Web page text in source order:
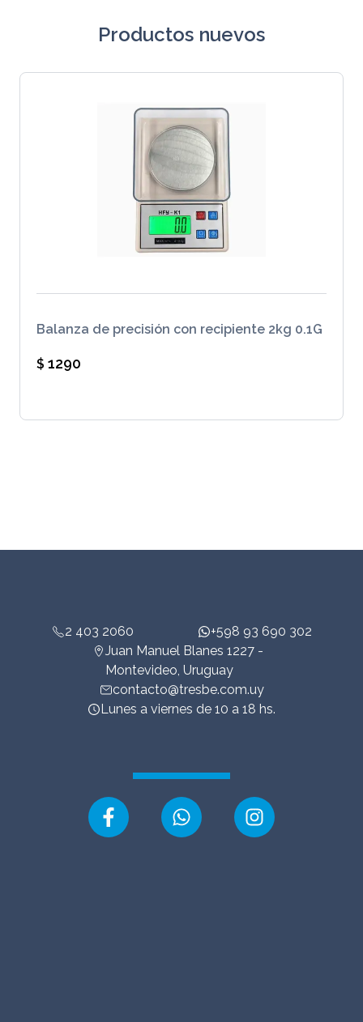
Productos nuevos
Balanza de precisión con recipiente 2kg 0.1G
$ 1290
2 403 2060
+598 93 690 302
Juan Manuel Blanes 1227 -
Montevideo, Uruguay
contacto@tresbe.com.uy
Lunes a viernes de 10 a 18 hs.